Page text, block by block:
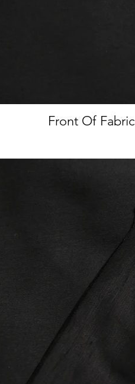
Front Of Fabric